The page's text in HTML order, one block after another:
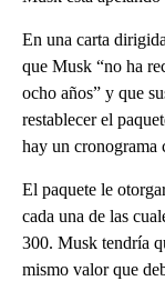
En una carta
que Musk “no ha
ocho años” y que
restablecer el
hay un cronograma
El paquete le
cada una de las
300. Musk tendría
mismo valor que